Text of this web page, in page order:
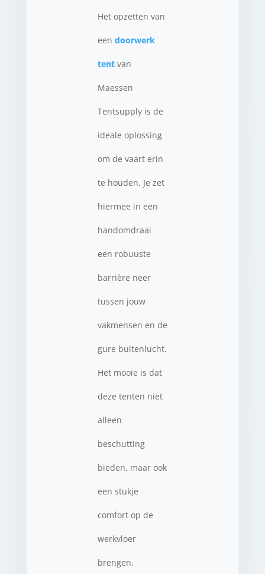
Het opzetten van
een doorwerk
tentvan
Maessen
Tentsupply is de
ideale oplossing
om de vaart erin
te houden. Je zet
hiermee in een
handomdraai
een robuuste
barrière neer
tussen jouw
vakmensen en de
gure buitenlucht.
Het mooie is dat
deze tenten niet
alleen
beschutting
bieden, maar ook
een stukje
comfort op de
werkvloer
brengen.